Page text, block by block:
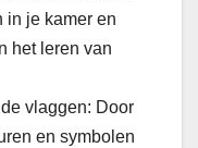
in je kamer en
het leren van
vlaggen: Door
en symbolen